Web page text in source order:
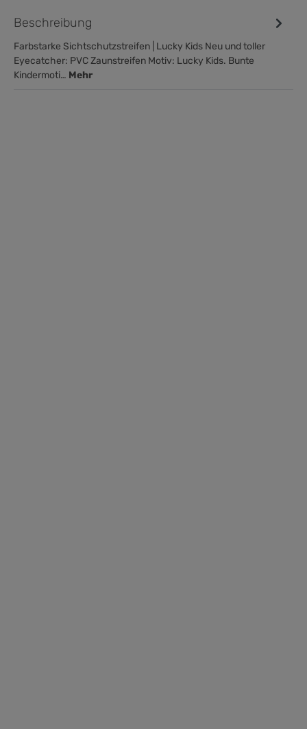
Beschreibung
Farbstarke Sichtschutzstreifen | Lucky Kids Neu und toller
Eyecatcher: PVC Zaunstreifen Motiv: Lucky Kids. Bunte
Kindermoti… Mehr